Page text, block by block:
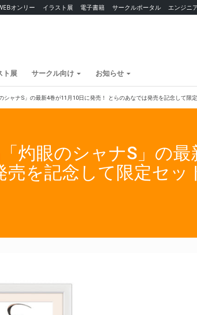
オンリー イラスト展 電子書籍 サークルポータル エンジニ
ト展 サークル向け お知らせ
シャナS」の最新4巻が11月10日に発売！ とらのあなでは発売を記念して限
灼眼のシャナS」の
を記念して限定セッ